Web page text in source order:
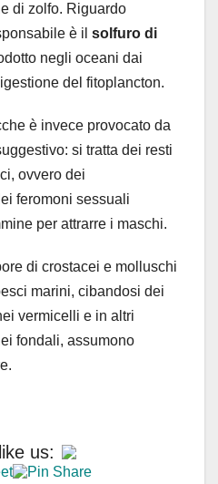
di zolfo. Riguardo
è il solfuro di
negli oceani dai
del fitoplancton.
è invece provocato da
si tratta dei resti
ovvero dei
feromoni sessuali
per attrarre i maschi.
di crostacei e molluschi
marini, cibandosi dei
vermicelli e in altri
fondali, assumono
us: